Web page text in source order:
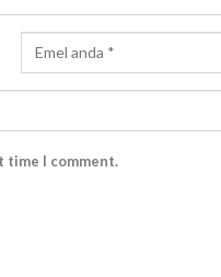
time I comment.